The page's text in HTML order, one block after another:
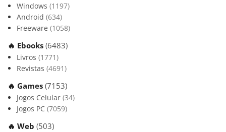
Windows (1197)
Android (634)
Freeware (1058)
🔥 Ebooks (6483)
Livros (1771)
Revistas (4691)
🔥 Games (7153)
Jogos Celular (34)
Jogos PC (7059)
🔥 Web (503)